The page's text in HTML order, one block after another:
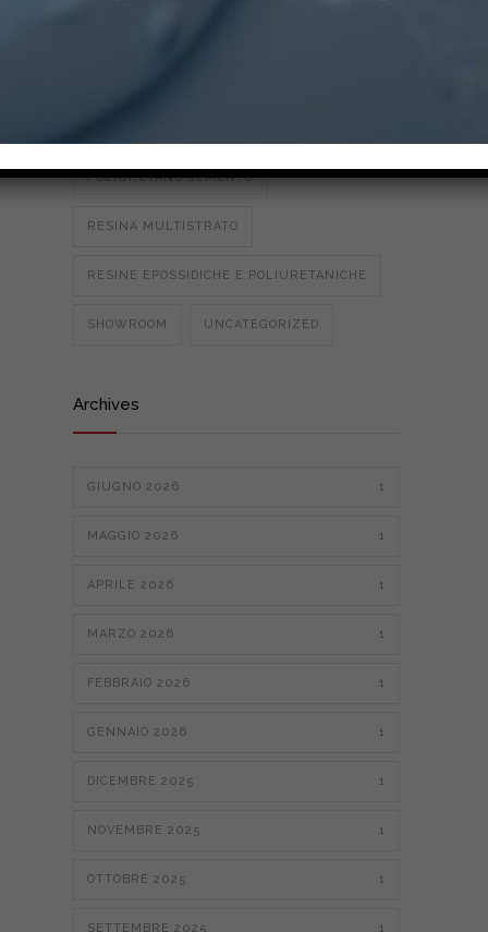
POLIURETANO CEMENTO
RESINA MULTISTRATO
RESINE EPOSSIDICHE E POLIURETANICHE
SHOWROOM UNCATEGORIZED
Archives
GIUGNO 2026 1
MAGGIO 2026 1
APRILE 2026 1
MARZO 2026 1
FEBBRAIO 2026 1
GENNAIO 2026 1
DICEMBRE 2025 1
NOVEMBRE 2025 1
OTTOBRE 2025 1
SETTEMBRE 2025 1